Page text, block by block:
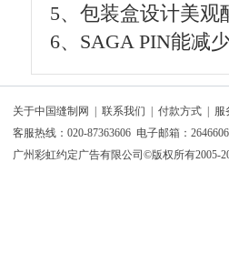
5、包装盒设计美观
6、SAGA PIN能减
关于中国缝制网 联系我们 付款方式
服
客服热线：020-87363606 电子邮箱：
广州彩虹约定广告有限公司 ©版权所有2005-